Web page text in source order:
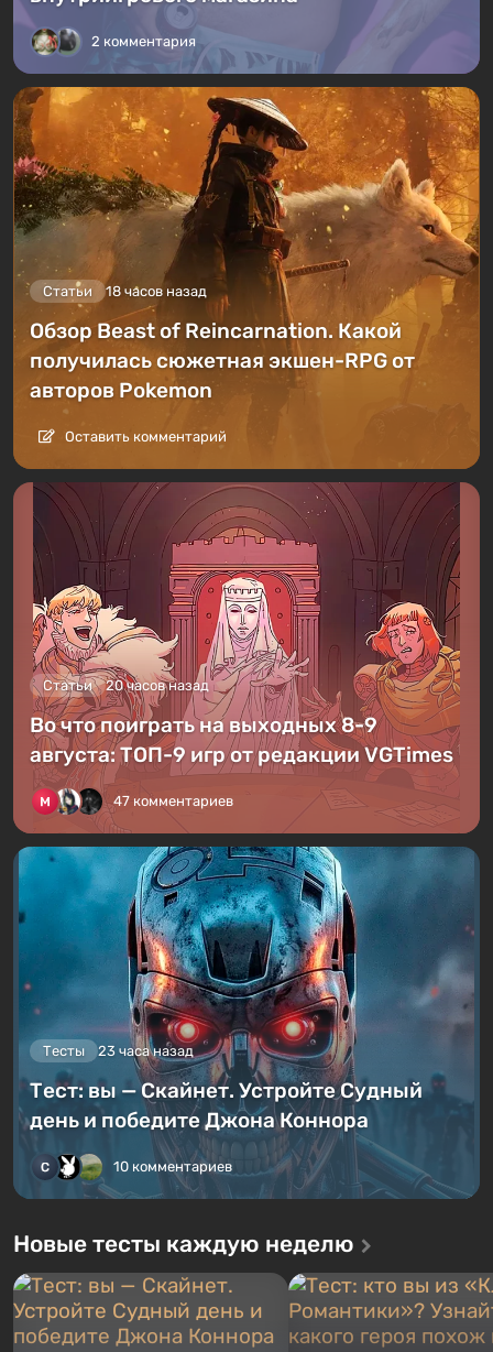
2 комментария
Статьи 18 часов назад
Обзор Beast of Reincarnation. Какой
получилась сюжетная экшен-RPG от
авторов Pokemon
Оставить комментарий
Статьи 20 часов назад
Во что поиграть на выходных 8-9
августа: ТОП-9 игр от редакции VGTimes
47 комментариев
Тесты 23 часа назад
Тест: вы — Скайнет. Устройте Судный
день и победите Джона Коннора
10 комментариев
Новые тесты каждую неделю